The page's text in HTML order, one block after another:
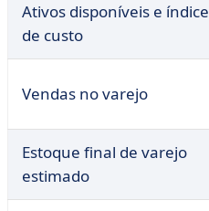
Ativos disponíveis e índice
de custo
Vendas no varejo
Estoque final de varejo
estimado